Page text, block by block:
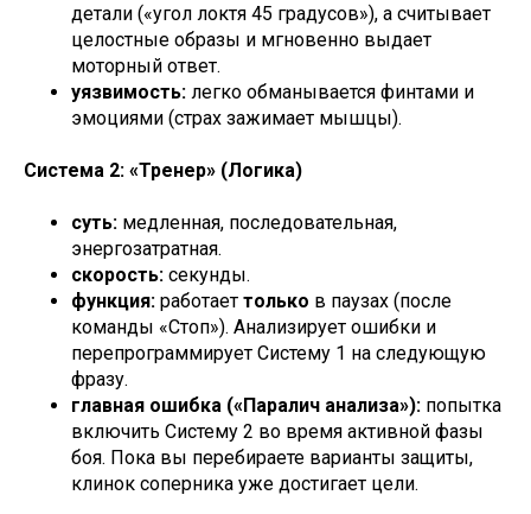
детали («угол локтя 45 градусов»), а считывает
целостные образы и мгновенно выдает
моторный ответ.
уязвимость: легко обманывается финтами и
эмоциями (страх зажимает мышцы).
Система 2: «Тренер» (Логика)
суть: медленная, последовательная,
энергозатратная.
скорость: секунды.
функция: работает только в паузах (после
команды «Стоп»). Анализирует ошибки и
перепрограммирует Систему 1 на следующую
фразу.
главная ошибка («Паралич анализа»): попытка
включить Систему 2 во время активной фазы
боя. Пока вы перебираете варианты защиты,
клинок соперника уже достигает цели.